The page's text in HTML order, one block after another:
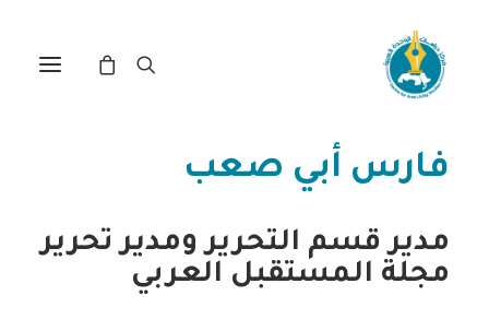
مركز دراسات الوحدة العربية
فارس أبي صعب
مدير قسم التحرير ومدير تحرير
مجلة المستقبل العربي